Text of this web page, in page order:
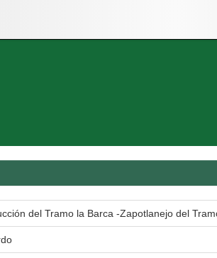
del Tramo la Barca -Zapotlanejo del